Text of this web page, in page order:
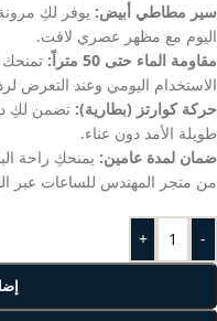
سير مطاطي أبيض: يوفر لكِ مرونة
اليوم مع مظهر عصري لافت.
مقاومة الماء حتى 50 متراً:
تمنحك
الاستخدام اليومي وعند التعرض
حركة كوارتز (بطارية): تضمن لكِ
طويلة الأمد دون عناء.
ضمان لمدة عامين: يمنحكِ راحة
من متجر المهندس للساعات عبر الرقم
-
+